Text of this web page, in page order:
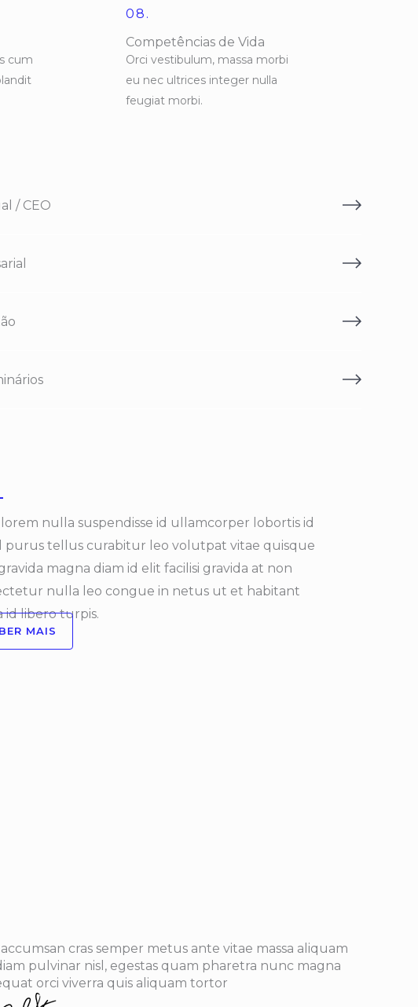
cum
08.
Competências de Vida
Orci vestibulum, massa morbi
eu nec ultrices integer nulla
feugiat morbi.
/ CEO
lorem nulla suspendisse id ullamcorper lobortis id
purus tellus curabitur leo volutpat vitae quisque
magna diam id elit facilisi gravida at non
nulla leo congue in netus ut et habitant
id libero turpis.
MAIS
cras semper metus ante vitae massa aliquam
pulvinar nisl, egestas quam pharetra nunc magna
orci viverra quis aliquam tortor